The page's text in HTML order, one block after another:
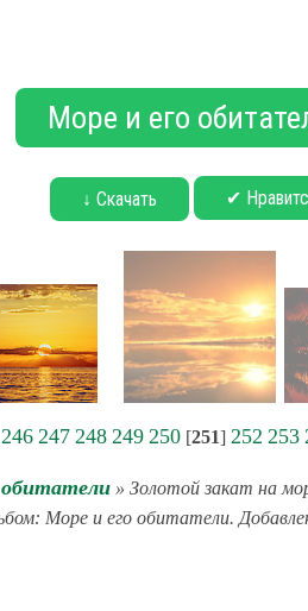
Море и его
↓ Скачать ✔
246 247 248 249 250[251] 252 253
» Золотой закат на
Море и его обитатели.